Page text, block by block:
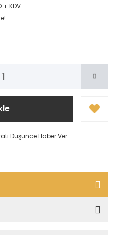
+ KDV
Düşünce Haber Ver